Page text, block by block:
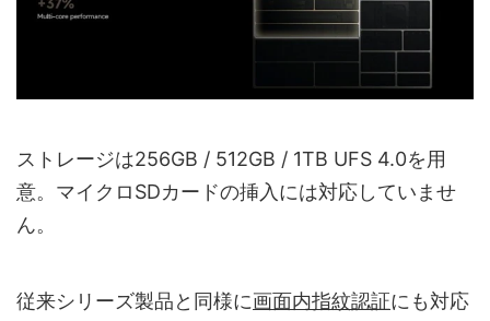
ストレージは256GB / 512GB / 1TB UFS 4.0を用
意。マイクロSDカードの挿入には対応していませ
ん。
従来シリーズ製品と同様に画面内指紋認証にも対応